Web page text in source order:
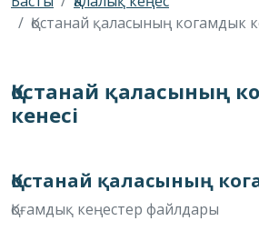
Қостанай қаласының когамдык
Қостанай қаласының
кенесi
Қостанай қаласының
Қоғамдық кеңестер файлдары